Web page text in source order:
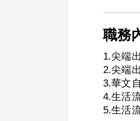
職務
1.尖端
2.尖端
3.華文
4.生活
5.生活